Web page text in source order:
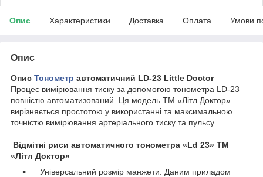
Опис Характеристики Доставка Оплата Умови
Опис
Опис Тонометр автоматичний LD-23 Little Doctor
Процес вимірювання тиску за допомогою тонометра LD-23
повністю автоматизований. Ця модель ТМ «Літл Доктор»
вирізняється простотою у використанні та максимальною
точністю вимірювання артеріального тиску та пульсу.
Відмітні риси автоматичного тонометра «Ld 23» ТМ
«Літл Доктор»
Універсальний розмір манжети. Даним приладом